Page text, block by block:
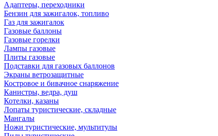
Адаптеры, переходники
Бензин для зажигалок, топливо
Газ для зажигалок
Газовые баллоны
Газовые горелки
Лампы газовые
Плиты газовые
Подставки для газовых баллонов
Экраны ветрозащитные
Костровое и бивачное снаряжение
Канистры, ведра, душ
Котелки, казаны
Лопаты туристические, складные
Мангалы
Ножи туристические, мультитулы